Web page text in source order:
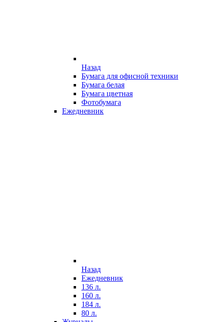
Назад
Бумага для офисной техники
Бумага белая
Бумага цветная
Фотобумага
Ежедневник
Назад
Ежедневник
136 л.
160 л.
184 л.
80 л.